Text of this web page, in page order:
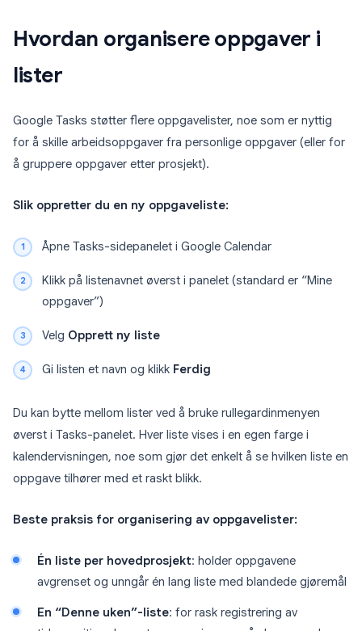
Hvordan organisere oppgaver i
lister
Google Tasks støtter flere oppgavelister, noe som er nyttig
for å skille arbeidsoppgaver fra personlige oppgaver (eller for
å gruppere oppgaver etter prosjekt).
Slik oppretter du en ny oppgaveliste:
Åpne Tasks-sidepanelet i Google Calendar
Klikk på listenavnet øverst i panelet (standard er “Mine
oppgaver”)
Velg Opprett ny liste
Gi listen et navn og klikk Ferdig
Du kan bytte mellom lister ved å bruke rullegardinmenyen
øverst i Tasks-panelet. Hver liste vises i en egen farge i
kalendervisningen, noe som gjør det enkelt å se hvilken liste en
oppgave tilhører med et raskt blikk.
Beste praksis for organisering av oppgavelister:
Én liste per hovedprosjekt: holder oppgavene
avgrenset og unngår én lang liste med blandede gjøremål
En “Denne uken”-liste: for rask registrering av